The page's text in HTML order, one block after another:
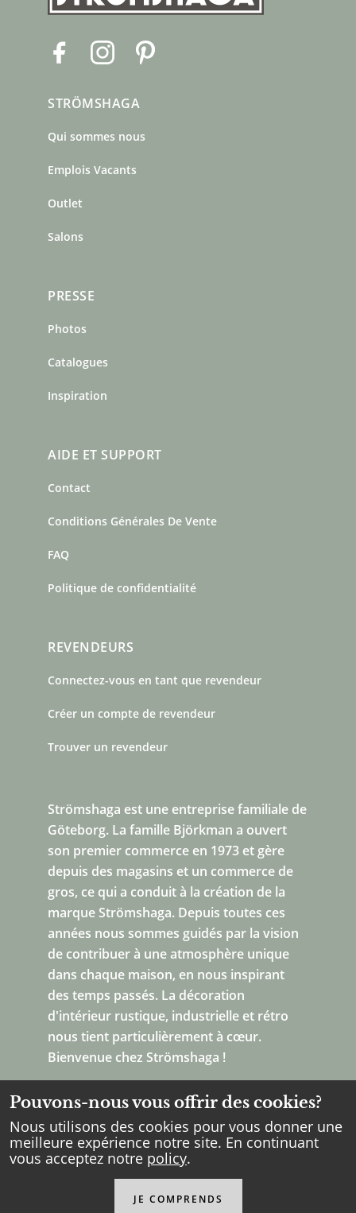
e
o
o
I
t
g
r
Strömshaga est une entreprise familiale de
Göteborg. La famille Björkman a ouvert
son premier commerce en 1973 et gère
depuis des magasins et un commerce de
gros, ce qui a conduit à la création de la
marque Strömshaga. Depuis toutes ces
années nous sommes guidés par la vision
de contribuer à une atmosphère unique
dans chaque maison, en nous inspirant
des temps passés. La décoration
d'intérieur rustique, industrielle et rétro
nous tient particulièrement à cœur.
Bienvenue chez Strömshaga !
STRÖMSHAGA
Qui sommes nous
Emplois Vacants
Outlet
Salons
PRESSE
Photos
Catalogues
Inspiration
AIDE ET SUPPORT
Contact
Conditions Générales De Vente
FAQ
Politique de confidentialité
REVENDEURS
Connectez-vous en tant que revendeur
Créer un compte de revendeur
Trouver un revendeur
Copyright Strömshaga
Tous les droits réservés.
Pouvons-nous vous offrir des cookies?
Nous utilisons des cookies pour vous donner une
meilleure expérience notre site. En continuant
vous acceptez notre policy.
JE COMPRENDS